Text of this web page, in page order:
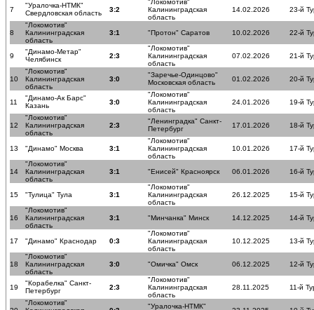
7
"Уралочка-НТМК"
Свердловская область
3:2
"Локомотив"
Калининградская
область
14.02.2026 23-й
8
"Локомотив"
Калининградская
область
3:1 "Протон" Саратов 10.02.2026 22-й
9
"Динамо-Метар"
Челябинск
2:3
"Локомотив"
Калининградская
область
07.02.2026 21-й
10
"Локомотив"
Калининградская
область
3:0
"Заречье-Одинцово"
Московская область
01.02.2026 20-й
11
"Динамо-Ак Барс"
Казань
3:0
"Локомотив"
Калининградская
область
24.01.2026 19-й
12
"Локомотив"
Калининградская
область
2:3
"Ленинградка" Санкт-
Петербург
17.01.2026 18-й
13 "Динамо" Москва 3:1
"Локомотив"
Калининградская
область
10.01.2026 17-й
14
"Локомотив"
Калининградская
область
3:1 "Енисей" Красноярск 06.01.2026 16-й
15 "Тулица" Тула 3:1
"Локомотив"
Калининградская
область
26.12.2025 15-й
16
"Локомотив"
Калининградская
область
3:1 "Минчанка" Минск 14.12.2025 14-й
17 "Динамо" Краснодар 0:3
"Локомотив"
Калининградская
область
10.12.2025 13-й
18
"Локомотив"
Калининградская
область
3:0 "Омичка" Омск 06.12.2025 12-й
19
"Корабелка" Санкт-
Петербург
2:3
"Локомотив"
Калининградская
область
28.11.2025 11-й
"Локомотив"
"Уралочка-НТМК"